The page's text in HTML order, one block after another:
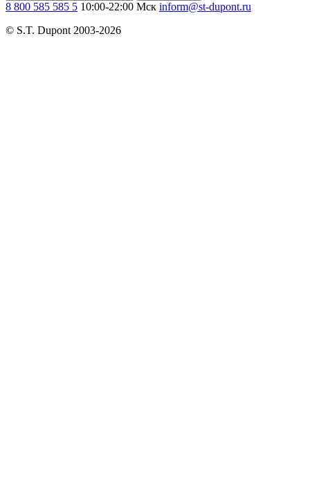
8 800 585 585 5 10:00-22:00 Мск inform@st-dupont.ru
© S.T. Dupont 2003-2026